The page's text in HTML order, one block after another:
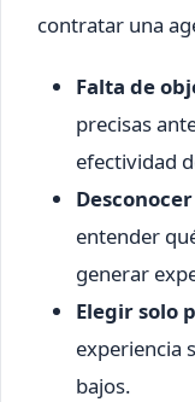
contratar una
Falta de
precisas
efectividad
entender
generar
Elegir solo
experiencia
bajos.